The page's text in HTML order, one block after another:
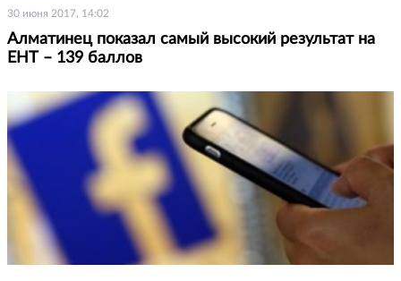
30 июня 2017, 14:02
Алматинец показал самый высокий результат на
ЕНТ – 139 баллов